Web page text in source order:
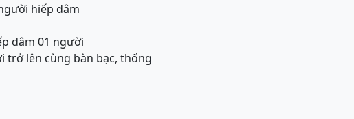
hiếp dâm
dâm 01 người
trở lên cùng bàn bạc, thống